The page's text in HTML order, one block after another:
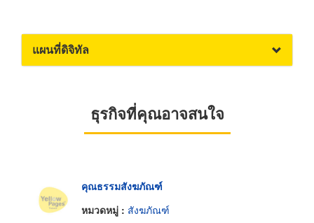
แผนที่ดิจิทัล
ธุรกิจที่คุณอาจสนใจ
คุณธรรมสังฆภัณฑ์
หมวดหมู่ : สังฆภัณฑ์